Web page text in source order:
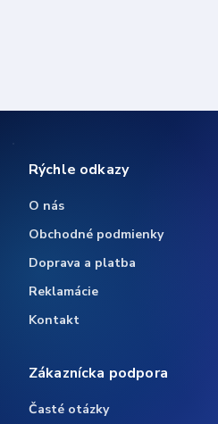
Rýchle odkazy
O nás
Obchodné podmienky
Doprava a platba
Reklamácie
Kontakt
Zákaznícka podpora
Časté otázky